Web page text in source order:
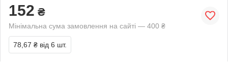
152 ₴
Мінімальна сума замовлення на сайті — 400 ₴
78,67 ₴ від 6 шт.